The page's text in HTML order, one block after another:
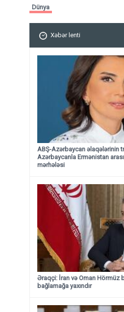
Dünya
Xəbər lenti
ABŞ-Azərbaycan əlaqələrinin
Azərbaycanla Ermənistan
mərhələsi
Əraqçi: İran və Oman Hörmüz
bağlamağa yaxındır